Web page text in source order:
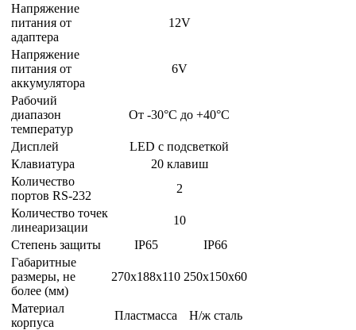
Напряжение
питания от
адаптера
12V
Напряжение
питания от
аккумулятора
6V
Рабочий
диапазон
температур
От -30°C до +40°C
Дисплей
LED с подсветкой
Клавиатура
20 клавиш
Количество
портов RS-232
2
Количество точек
линеаризации
10
Степень защиты
IP65
IP66
Габаритные
размеры, не
более (мм)
270х188х110 250х150х60
Материал
корпуса
Пластмасса
Н/ж сталь